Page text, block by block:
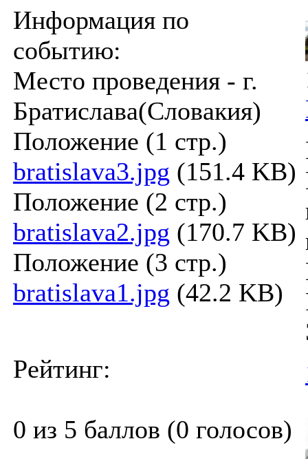
Информация по
событию:
Место проведения - г.
Братислава(Словакия)
Положение (1 стр.)
bratislava3.jpg (151.4 KB)
Положение (2 стр.)
bratislava2.jpg (170.7 KB)
Положение (3 стр.)
bratislava1.jpg (42.2 KB)
Рейтинг:
0 из 5 баллов (0 голосов)